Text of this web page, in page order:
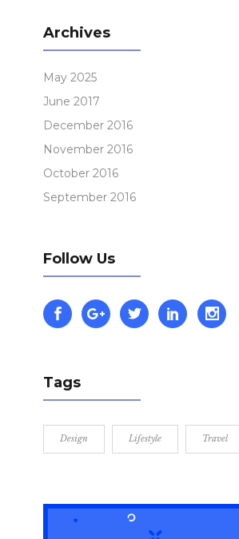
Archives
May 2025
June 2017
December 2016
November 2016
October 2016
September 2016
Follow Us
Tags
Design Lifestyle Travel